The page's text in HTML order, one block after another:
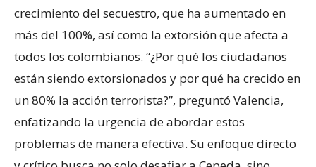
crecimiento del secuestro, que ha aumentado en
más del 100%, así como la extorsión que afecta a
todos los colombianos. “¿Por qué los ciudadanos
están siendo extorsionados y por qué ha crecido en
un 80% la acción terrorista?”, preguntó Valencia,
enfatizando la urgencia de abordar estos
problemas de manera efectiva. Su enfoque directo